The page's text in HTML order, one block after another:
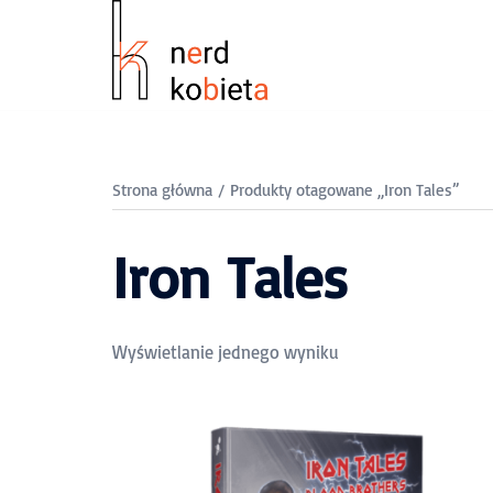
Strona główna / Produkty otagowane „Iron Tales”
Iron Tales
Wyświetlanie jednego wyniku